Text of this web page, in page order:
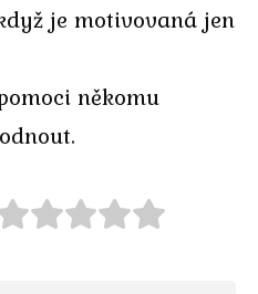
je motivovaná jen
někomu